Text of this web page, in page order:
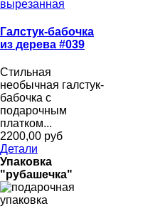
Галстук-бабочка
из дерева #039
Стильная
необычная галстук-
бабочка с
подарочным
платком...
2200,00 руб
Детали
Упаковка
"рубашечка"